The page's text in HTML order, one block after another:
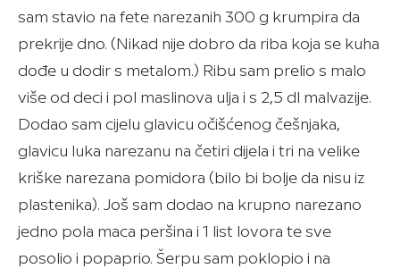
sam stavio na fete narezanih 300 g krumpira da
prekrije dno. (Nikad nije dobro da riba koja se kuha
dođe u dodir s metalom.) Ribu sam prelio s malo
više od deci i pol maslinova ulja i s 2,5 dl malvazije.
Dodao sam cijelu glavicu očišćenog češnjaka,
glavicu luka narezanu na četiri dijela i tri na velike
kriške narezana pomidora (bilo bi bolje da nisu iz
plastenika). Još sam dodao na krupno narezano
jedno pola maca peršina i 1 list lovora te sve
posolio i popaprio. Šerpu sam poklopio i na